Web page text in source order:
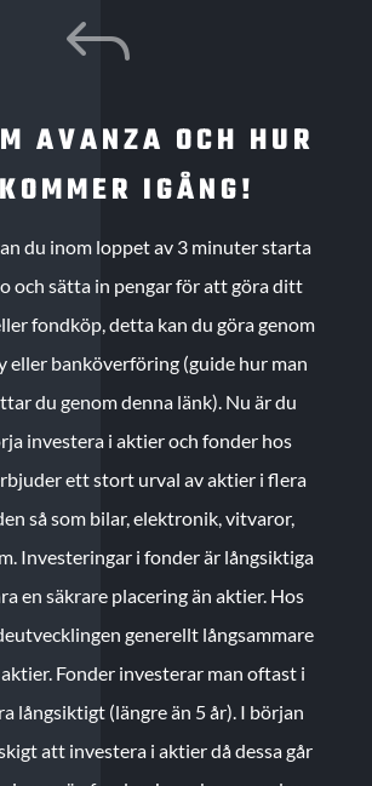
J
AVANZA OCH HUR
IGÅNG!
du inom loppet av 3 minuter starta
och sätta in pengar för att göra ditt
fondköp, detta kan du göra genom
eller banköverföring (guide hur man
du genom denna länk). Nu är du
investera i aktier och fonder hos
ett stort urval av aktier i flera
så som bilar, elektronik, vitvaror,
Investeringar i fonder är långsiktiga
en säkrare placering än aktier. Hos
generellt långsammare
Fonder investerar man oftast i
långsiktigt (längre än 5 år). I början
att investera i aktier då dessa går